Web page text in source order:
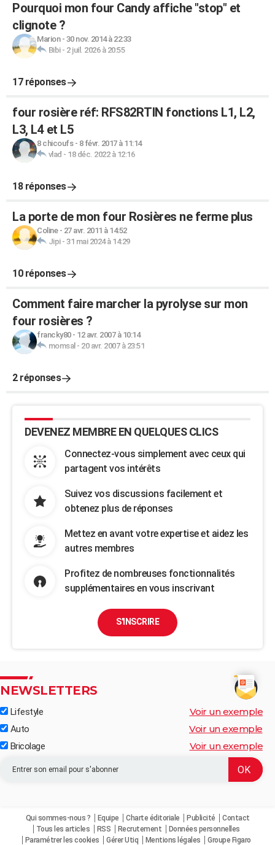
Pourquoi mon four Candy affiche "stop" et
clignote ?
Marion- 30 nov. 2014 à 22:33
Bibi- 2 juil. 2026 à 20:55
17 réponses
four rosière réf: RFS82RTIN fonctions L1, L2,
L3, L4 et L5
8 chicoufs- 8 févr. 2017 à 11:14
vlad - 18 déc. 2022 à 12:16
18 réponses
La porte de mon four Rosières ne ferme plus
Coline- 27 avr. 2011 à 14:52
Jipi- 31 mai 2024 à 14:29
10 réponses
Comment faire marcher la pyrolyse sur mon
four rosières ?
francky80- 12 avr. 2007 à 10:14
momsal - 20 avr. 2007 à 23:51
2 réponses
DEVENEZ MEMBRE EN QUELQUES CLICS
Connectez-vous simplement avec ceux qui
partagent vos intérêts
Suivez vos discussions facilement et
obtenez plus de réponses
Mettez en avant votre expertise et aidez les
autres membres
Profitez de nombreuses fonctionnalités
supplémentaires en vous inscrivant
S'INSCRIRE
NEWSLETTERS
Lifestyle Voir un exemple
Auto Voir un exemple
Bricolage Voir un exemple
Qui sommes-nous ? Equipe Charte éditoriale Publicité
Contact
Tous les articles
RSS Recrutement
Données personnelles
Paramétrer les cookies
Gérer Utiq Mentions légales Groupe Figaro